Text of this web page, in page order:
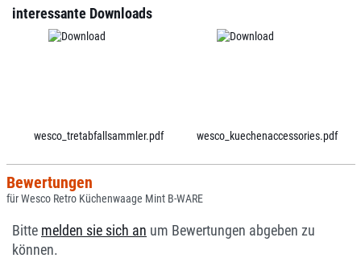
interessante Downloads
wesco_tretabfallsammler.pdf wesco_kuechenaccessories.pdf
Bewertungen
für Wesco Retro Küchenwaage Mint B-WARE
Bitte melden sie sich an um Bewertungen abgeben zu
können.